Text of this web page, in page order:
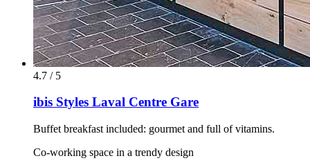
4.7 / 5
ibis Styles Laval Centre Gare
Buffet breakfast included: gourmet and full of vitamins.
Co-working space in a trendy design